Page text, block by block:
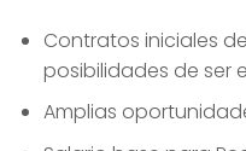
Contratos iniciales
posibilidades de ser
Amplias